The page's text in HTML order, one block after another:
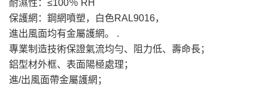
耐濕性：≤100％ RH
保護網：鋼網噴塑，白色RAL9016，
進出風面均有金屬護網。 .
專業制造技術保證氣流均勻、阻力低、壽命長；
鋁型材外框、表面陽極處理；
進/出風面帶金屬護網；